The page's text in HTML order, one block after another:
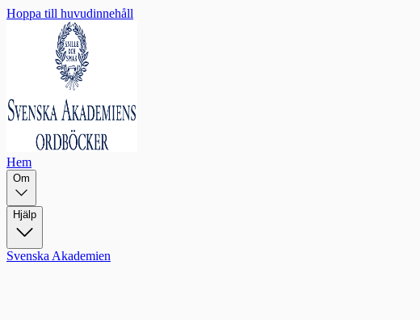
Hoppa till huvudinnehåll
Hem
Om
Hjälp
Svenska Akademien